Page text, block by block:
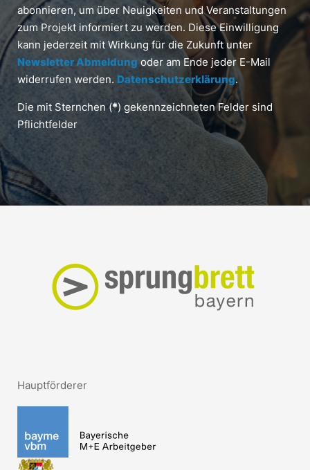
abonnieren, um über Neuigkeiten und Veranstaltungen
zum Projekt informiert zu werden. Diese Einwilligung
kann jederzeit mit Wirkung für die Zukunft unter
Newsletter Abmeldung oder am Ende jeder E-Mail
widerrufen werden. Datenschutzerklärung.
Die mit Sternchen (*) gekennzeichneten Felder sind
Pflichtfelder
Hauptförderer